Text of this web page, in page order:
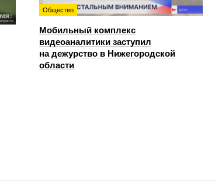
Общество
Мобильный комплекс
видеоаналитики заступил
на дежурство в Нижегородской
области